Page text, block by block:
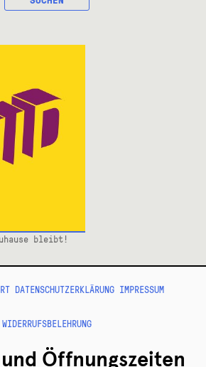
bleibt!
DATENSCHUTZERKLÄRUNG IMPRESSUM
WIDERRUFSBELEHRUNG
Öffnungszeiten